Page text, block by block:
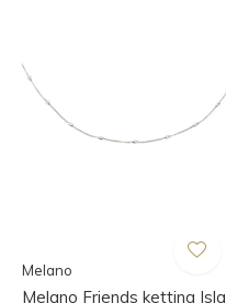
Melano
Melano Friends ketting Isla